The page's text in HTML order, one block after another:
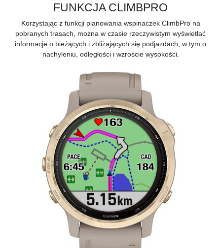
FUNKCJA CLIMBPRO
Korzystając z funkcji planowania wspinaczek ClimbPro na
pobranych trasach, można w czasie rzeczywistym wyświetlać
informacje o bieżących i zbliżających się podjazdach, w tym o
nachyleniu, odległości i wzroście wysokości.